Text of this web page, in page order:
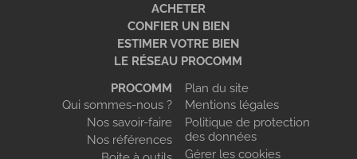
ACHETER
CONFIER UN BIEN
ESTIMER VOTRE BIEN
LE RÉSEAU PROCOMM
PROCOMM
Qui sommes-nous ?
Nos savoir-faire
Nos références
Plan du site
Mentions légales
Politique de protection
des données
Gérer les cookies